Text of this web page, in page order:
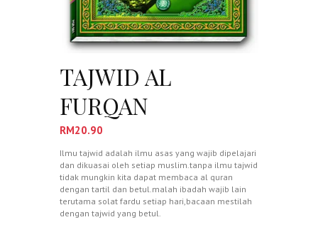
TAJWID AL
FURQAN
RM20.90
Ilmu tajwid adalah ilmu asas yang wajib dipelajari
dan dikuasai oleh setiap muslim.tanpa ilmu tajwid
tidak mungkin kita dapat membaca al quran
dengan tartil dan betul.malah ibadah wajib lain
terutama solat fardu setiap hari,bacaan mestilah
dengan tajwid yang betul.